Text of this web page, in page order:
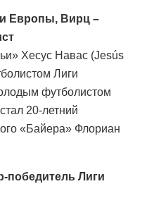
Европы, Вирц –
Хесус Навас (Jesús
Лиги
футболистом
20-летний
«Байера» Флориан
победитель Лиги